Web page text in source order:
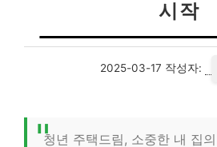
시작
2025-03-17 작성자:
청년 주택드림, 소중한 내 집